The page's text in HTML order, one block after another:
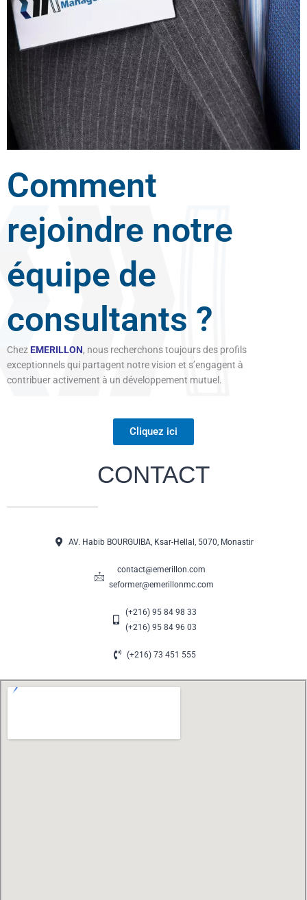
Comment
rejoindre notre
équipe de
consultants ?
Chez EMERILLON, nous recherchons toujours des profils
exceptionnels qui partagent notre vision et s’engagent à
contribuer activement à un développement mutuel.
Cliquez ici
CONTACT
AV. Habib BOURGUIBA, Ksar-Hellal, 5070, Monastir
contact@emerillon.com
seformer@emerillonmc.com
(+216) 95 84 98 33
(+216) 95 84 96 03
(+216) 73 451 555